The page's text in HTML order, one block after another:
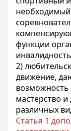
функции
2)
движение,
возможность
мастерство и
различных
Статья 1